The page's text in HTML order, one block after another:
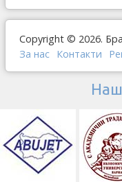
Copyright © 2026.
За нас Контакти